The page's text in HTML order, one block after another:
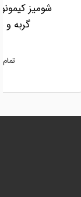
شومیز
گربه و